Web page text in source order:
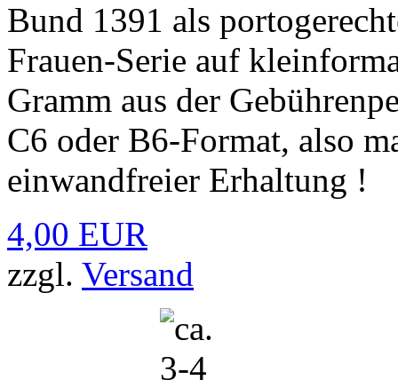
Bund 1391 als
Frauen-Serie auf
Gramm aus der
C6 oder B6-Format, also
einwandfreier Erhaltung !
4,00 EUR
zzgl. Versand